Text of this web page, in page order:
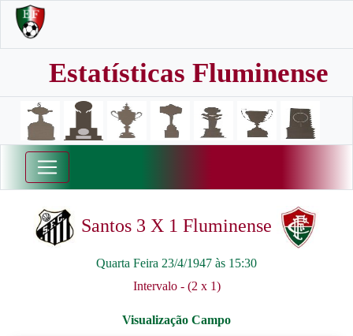
Estatísticas Fluminense
Santos 3 X 1 Fluminense
Quarta Feira 23/4/1947 às 15:30
Intervalo - (2 x 1)